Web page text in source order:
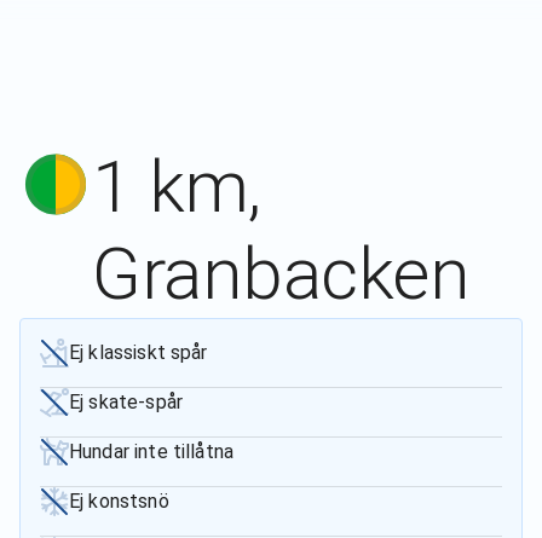
1 km,
Granbacken
Ej klassiskt spår
Ej skate-spår
Hundar inte tillåtna
Ej konstsnö